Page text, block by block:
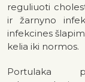
reguliuoti
ir žarnyno
infekcines
kelia iki normos.
Portulaka